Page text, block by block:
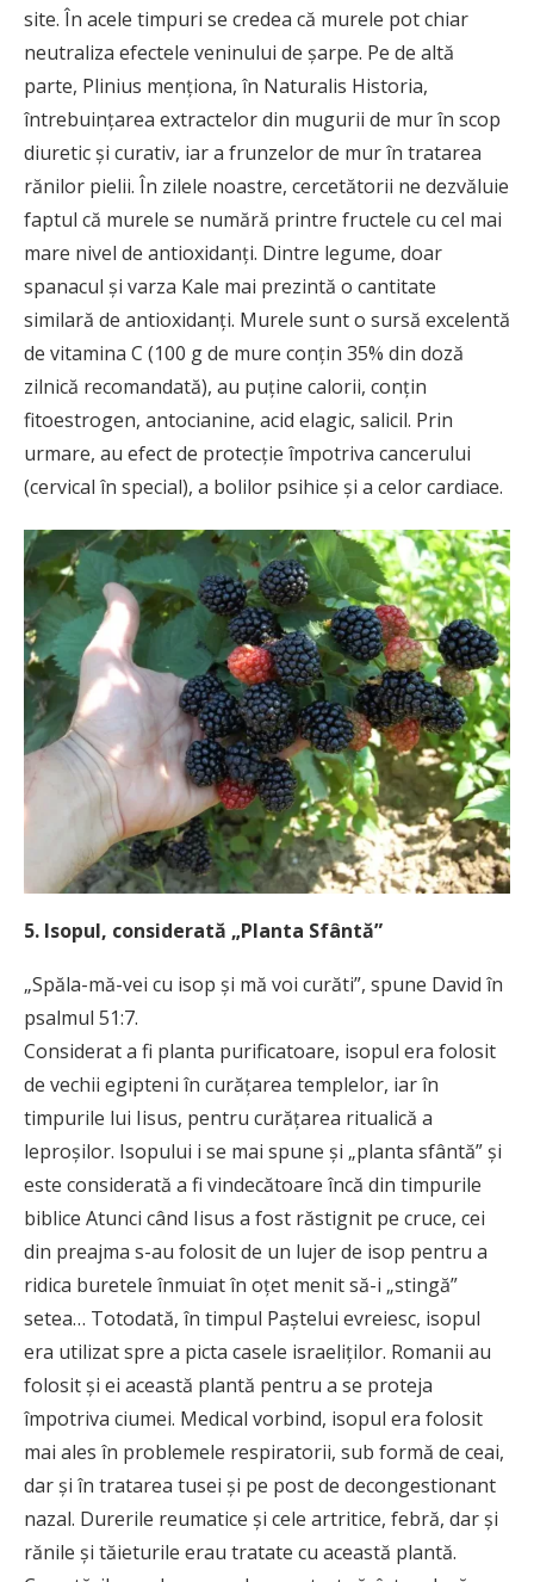
site. În acele timpuri se credea că murele pot chiar
neutraliza efectele veninului de şarpe. Pe de altă
parte, Plinius menţiona, în Naturalis Historia,
întrebuinţarea extractelor din mugurii de mur în scop
diuretic şi curativ, iar a frunzelor de mur în tratarea
rănilor pielii. În zilele noastre, cercetătorii ne dezvăluie
faptul că murele se numără printre fructele cu cel mai
mare nivel de antioxidanţi. Dintre legume, doar
spanacul şi varza Kale mai prezintă o cantitate
similară de antioxidanţi. Murele sunt o sursă excelentă
de vitamina C (100 g de mure conţin 35% din doză
zilnică recomandată), au puţine calorii, conţin
fitoestrogen, antocianine, acid elagic, salicil. Prin
urmare, au efect de protecţie împotriva cancerului
(cervical în special), a bolilor psihice şi a celor cardiace.
5. Isopul, considerată „Planta Sfântă”
„Spăla-mă-vei cu isop şi mă voi curăti”, spune David în
psalmul 51:7.
Considerat a fi planta purificatoare, isopul era folosit
de vechii egipteni în curăţarea templelor, iar în
timpurile lui Iisus, pentru curăţarea ritualică a
leproşilor. Isopului i se mai spune şi „planta sfântă” şi
este considerată a fi vindecătoare încă din timpurile
biblice Atunci când Iisus a fost răstignit pe cruce, cei
din preajma s-au folosit de un lujer de isop pentru a
ridica buretele înmuiat în oţet menit să-i „stingă”
setea… Totodată, în timpul Paştelui evreiesc, isopul
era utilizat spre a picta casele israeliţilor. Romanii au
folosit şi ei această plantă pentru a se proteja
împotriva ciumei. Medical vorbind, isopul era folosit
mai ales în problemele respiratorii, sub formă de ceai,
dar şi în tratarea tusei şi pe post de decongestionant
nazal. Durerile reumatice şi cele artritice, febră, dar şi
rănile şi tăieturile erau tratate cu această plantă.